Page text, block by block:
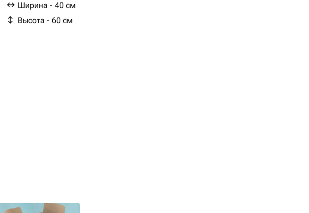
Ширина - 40 см
Высота - 60 см